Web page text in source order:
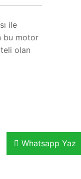
ile
bu motor
olan
Whatsapp Yaz